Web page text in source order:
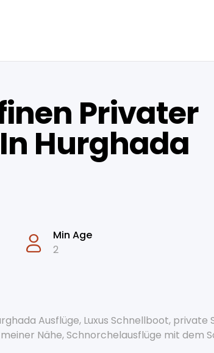
Privater
Hurghada
Min Age
2
Ausflüge, Luxus Schnellboot, private
Nähe,Schnorchelausflüge mit dem